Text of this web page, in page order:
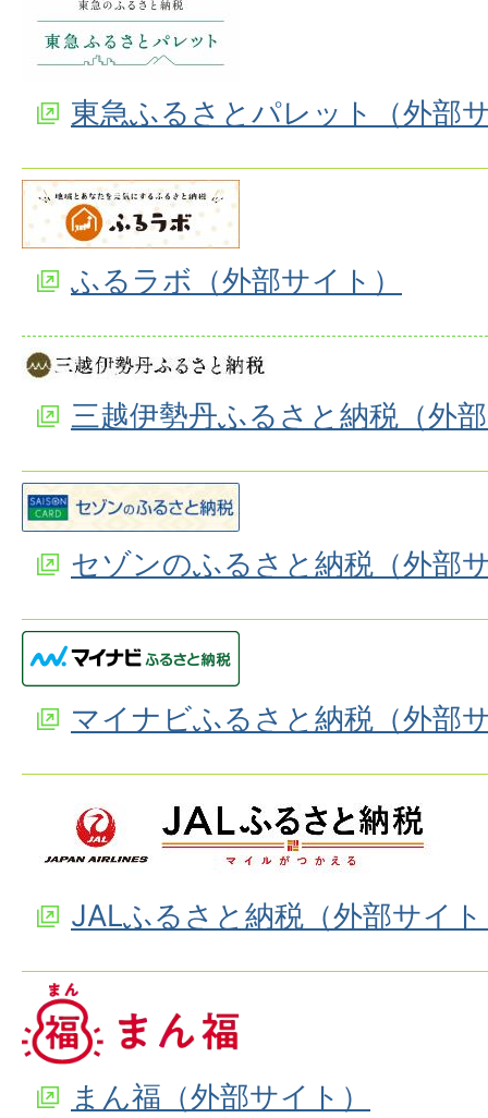
東急ふるさとパレット（外部
ふるラボ（外部サイト）
三越伊勢丹ふるさと納税（外
セゾンのふるさと納税（外部
マイナビふるさと納税（外部
JALふるさと納税（外部サイ
まん福（外部サイト）